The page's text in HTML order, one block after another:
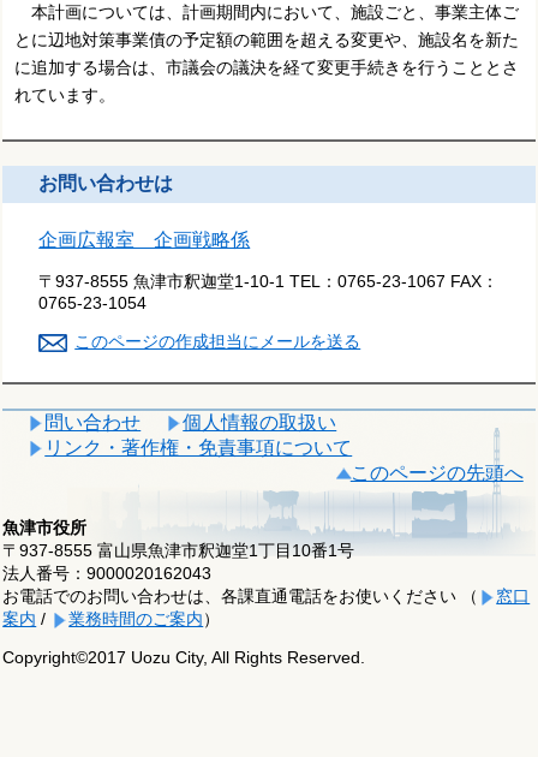
本計画については、計画期間内において、施設ごと、事業主体ご
とに辺地対策事業債の予定額の範囲を超える変更や、施設名を新た
に追加する場合は、市議会の議決を経て変更手続きを行うこととさ
れています。
お問い合わせは
企画広報室 企画戦略係
〒937-8555 魚津市釈迦堂1-10-1 TEL：0765-23-1067 FAX：
0765-23-1054
このページの作成担当にメールを送る
問い合わせ
個人情報の取扱い
リンク・著作権・免責事項について
このページの先頭へ
魚津市役所
〒937-8555 富山県魚津市釈迦堂1丁目10番1号
法人番号：9000020162043
お電話でのお問い合わせは、各課直通電話をお使いください （
窓口
案内 / 業務時間のご案内）
Copyright©2017 Uozu City, All Rights Reserved.